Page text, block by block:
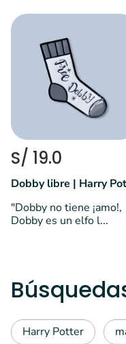
S/ 19.0
"Dobby no tiene ¡amo!,
Dobby es un elfo l...
Harry Potter